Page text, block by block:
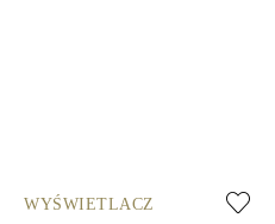
WYŚWIETLACZ